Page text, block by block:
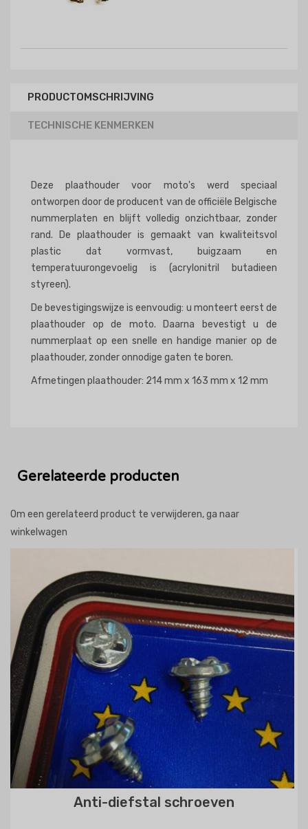
PRODUCTOMSCHRIJVING
TECHNISCHE KENMERKEN
Deze plaathouder voor moto's werd speciaal
ontworpen door de producent van de officiële Belgische
nummerplaten en blijft volledig onzichtbaar, zonder
rand. De plaathouder is gemaakt van kwaliteitsvol
plastic dat vormvast, buigzaam en
temperatuurongevoelig is (acrylonitril butadieen
styreen).
De bevestigingswijze is eenvoudig: u monteert eerst de
plaathouder op de moto. Daarna bevestigt u de
nummerplaat op een snelle en handige manier op de
plaathouder, zonder onnodige gaten te boren.
Afmetingen plaathouder: 214 mm x 163 mm x 12 mm
Gerelateerde producten
Om een gerelateerd product te verwijderen, ga naar
winkelwagen
Anti-diefstal schroeven